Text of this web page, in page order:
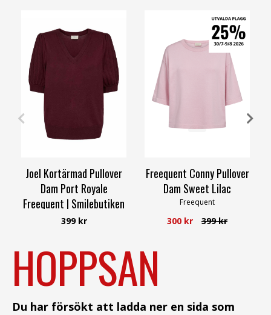
Joel Kortärmad Pullover
Dam Port Royale
Freequent | Smilebutiken
Freequent
399 kr
Freequent Conny Pullover
Dam Sweet Lilac
Freequent
300 kr 399 kr
HOPPSAN
Du har försökt att ladda ner en sida som